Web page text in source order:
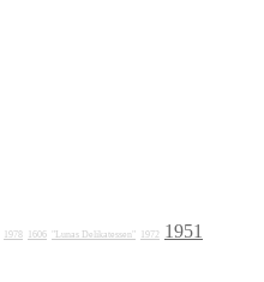
1978 1606 "Lunas Delikatessen" 1972 1951